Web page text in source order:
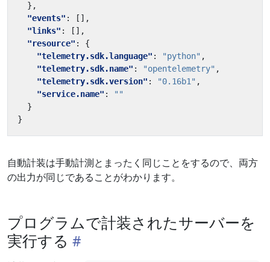
},
"events" :
[],
"links" :
[],
"resource" :
{
"telemetry.sdk.language" : "python" ,
"telemetry.sdk.name" : "opentelemetry" ,
"telemetry.sdk.version" : "0.16b1" ,
"service.name" :
""
}
}
自動計装は手動計測とまったく同じことをするので、両方
の出力が同じであることがわかります。
プログラムで計装されたサーバーを
実行する